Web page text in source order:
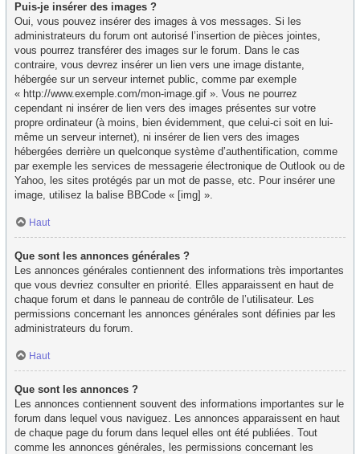
Puis-je insérer des images ?
Oui, vous pouvez insérer des images à vos messages. Si les
administrateurs du forum ont autorisé l’insertion de pièces jointes,
vous pourrez transférer des images sur le forum. Dans le cas
contraire, vous devrez insérer un lien vers une image distante,
hébergée sur un serveur internet public, comme par exemple
« http://www.exemple.com/mon-image.gif ». Vous ne pourrez
cependant ni insérer de lien vers des images présentes sur votre
propre ordinateur (à moins, bien évidemment, que celui-ci soit en lui-
même un serveur internet), ni insérer de lien vers des images
hébergées derrière un quelconque système d’authentification, comme
par exemple les services de messagerie électronique de Outlook ou de
Yahoo, les sites protégés par un mot de passe, etc. Pour insérer une
image, utilisez la balise BBCode « [img] ».
Haut
Que sont les annonces générales ?
Les annonces générales contiennent des informations très importantes
que vous devriez consulter en priorité. Elles apparaissent en haut de
chaque forum et dans le panneau de contrôle de l’utilisateur. Les
permissions concernant les annonces générales sont définies par les
administrateurs du forum.
Haut
Que sont les annonces ?
Les annonces contiennent souvent des informations importantes sur le
forum dans lequel vous naviguez. Les annonces apparaissent en haut
de chaque page du forum dans lequel elles ont été publiées. Tout
comme les annonces générales, les permissions concernant les